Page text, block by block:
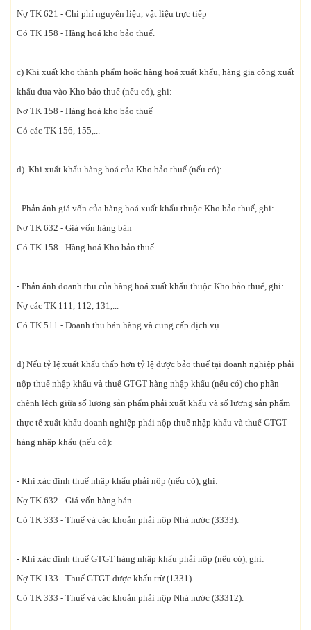
Nợ TK 621 - Chi phí nguyên liệu, vật liệu trực tiếp
Có TK 158 - Hàng hoá kho bảo thuế.
c) Khi xuất kho thành phẩm hoặc hàng hoá xuất khẩu, hàng gia công xuất
khẩu đưa vào Kho bảo thuế (nếu có), ghi:
Nợ TK 158 - Hàng hoá kho bảo thuế
Có các TK 156, 155,...
d) Khi xuất khẩu hàng hoá của Kho bảo thuế (nếu có):
- Phản ánh giá vốn của hàng hoá xuất khẩu thuộc Kho bảo thuế, ghi:
Nợ TK 632 - Giá vốn hàng bán
Có TK 158 - Hàng hoá Kho bảo thuế.
- Phản ánh doanh thu của hàng hoá xuất khẩu thuộc Kho bảo thuế, ghi:
Nợ các TK 111, 112, 131,...
Có TK 511 - Doanh thu bán hàng và cung cấp dịch vụ.
đ) Nếu tỷ lệ xuất khẩu thấp hơn tỷ lệ được bảo thuế tại doanh nghiệp phải
nộp thuế nhập khẩu và thuế GTGT hàng nhập khẩu (nếu có) cho phần
chênh lệch giữa số lượng sản phẩm phải xuất khẩu và số lượng sản phẩm
thực tế xuất khẩu doanh nghiệp phải nộp thuế nhập khẩu và thuế GTGT
hàng nhập khẩu (nếu có):
- Khi xác định thuế nhập khẩu phải nộp (nếu có), ghi:
Nợ TK 632 - Giá vốn hàng bán
Có TK 333 - Thuế và các khoản phải nộp Nhà nước (3333).
- Khi xác định thuế GTGT hàng nhập khẩu phải nộp (nếu có), ghi:
Nợ TK 133 - Thuế GTGT được khấu trừ (1331)
Có TK 333 - Thuế và các khoản phải nộp Nhà nước (33312).